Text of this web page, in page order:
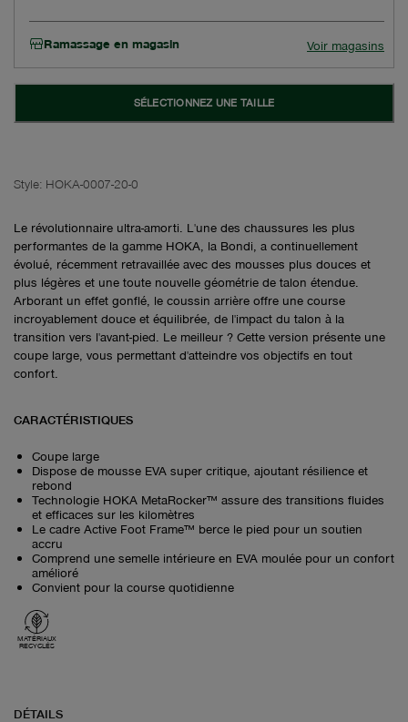
Ramassage en magasin Voir magasins
SÉLECTIONNEZ UNE TAILLE
Style: HOKA-0007-20-0
Le révolutionnaire ultra-amorti. L'une des chaussures les plus
performantes de la gamme HOKA, la Bondi, a continuellement
évolué, récemment retravaillée avec des mousses plus douces et
plus légères et une toute nouvelle géométrie de talon étendue.
Arborant un effet gonflé, le coussin arrière offre une course
incroyablement douce et équilibrée, de l'impact du talon à la
transition vers l'avant-pied. Le meilleur ? Cette version présente une
coupe large, vous permettant d'atteindre vos objectifs en tout
confort.
CARACTÉRISTIQUES
Coupe large
Dispose de mousse EVA super critique, ajoutant résilience et
rebond
Technologie HOKA MetaRocker™ assure des transitions fluides
et efficaces sur les kilomètres
Le cadre Active Foot Frame™ berce le pied pour un soutien
accru
Comprend une semelle intérieure en EVA moulée pour un confort
amélioré
Convient pour la course quotidienne
MATÉRIAUX
RECYCLÉS
DÉTAILS